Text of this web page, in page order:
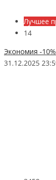
Лучшее
14
Экономия -
31.12.2025